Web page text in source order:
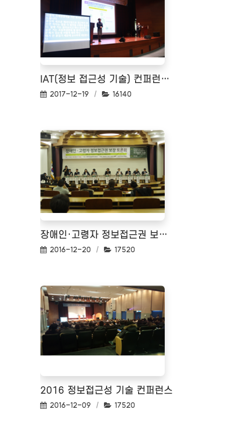
IAT(정보 접근성 기술) 컨퍼런스 2017
작성일:
2017-12-19 조회수:
16140
장애인·고령자 정보접근권 보장 토론회
작성일:
2016-12-20 조회수:
17520
2016 정보접근성 기술 컨퍼런스
작성일:
2016-12-09 조회수:
17520